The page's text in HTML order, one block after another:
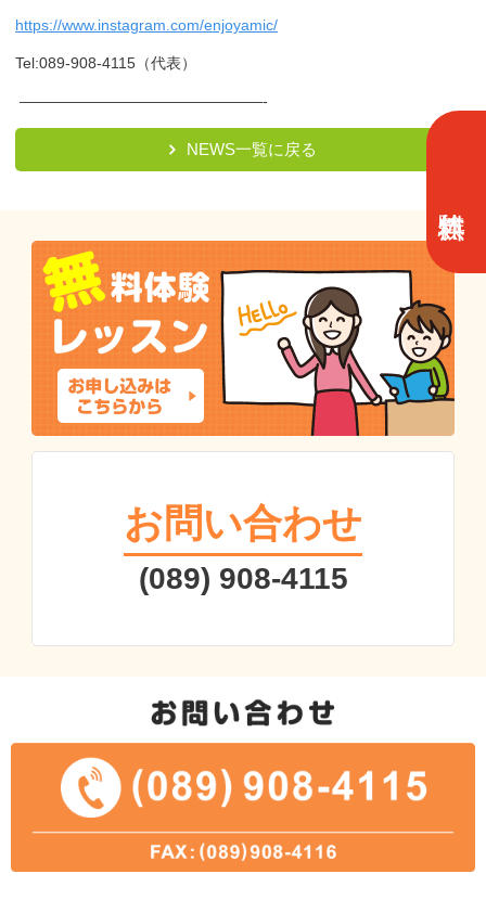
https://www.instagram.com/enjoyamic/
Tel:089-908-4115 （代表）
————————————————-
NEWS一覧に戻る
お問い合わせ
(089) 908-4115